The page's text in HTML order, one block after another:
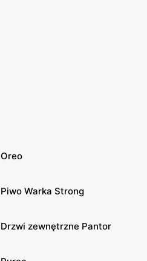
Oreo
Piwo Warka Strong
Drzwi zewnętrzne Pantor